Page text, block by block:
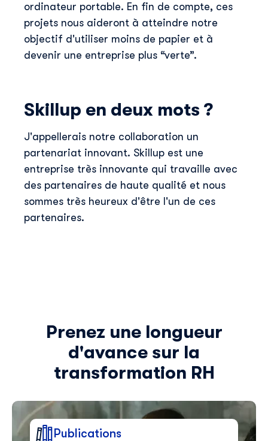
ordinateur portable. En fin de compte, ces
projets nous aideront à atteindre notre
objectif d'utiliser moins de papier et à
devenir une entreprise plus “verte”.
Skillup en deux mots ?
J'appellerais notre collaboration un
partenariat innovant. Skillup est une
entreprise très innovante qui travaille avec
des partenaires de haute qualité et nous
sommes très heureux d'être l'un de ces
partenaires.
Prenez une longueur
d'avance sur la
transformation RH
Publications